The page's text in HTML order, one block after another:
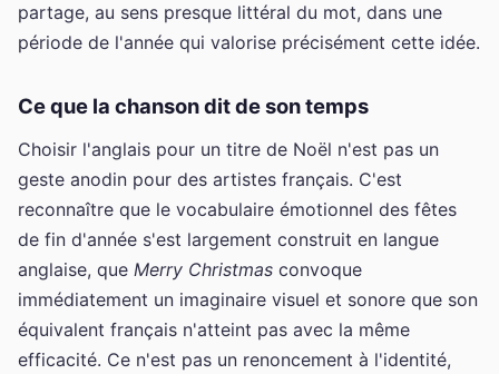
partage, au sens presque littéral du mot, dans une
période de l'année qui valorise précisément cette idée.
Ce que la chanson dit de son temps
Choisir l'anglais pour un titre de Noël n'est pas un
geste anodin pour des artistes français. C'est
reconnaître que le vocabulaire émotionnel des fêtes
de fin d'année s'est largement construit en langue
anglaise, que Merry Christmas convoque
immédiatement un imaginaire visuel et sonore que son
équivalent français n'atteint pas avec la même
efficacité. Ce n'est pas un renoncement à l'identité,